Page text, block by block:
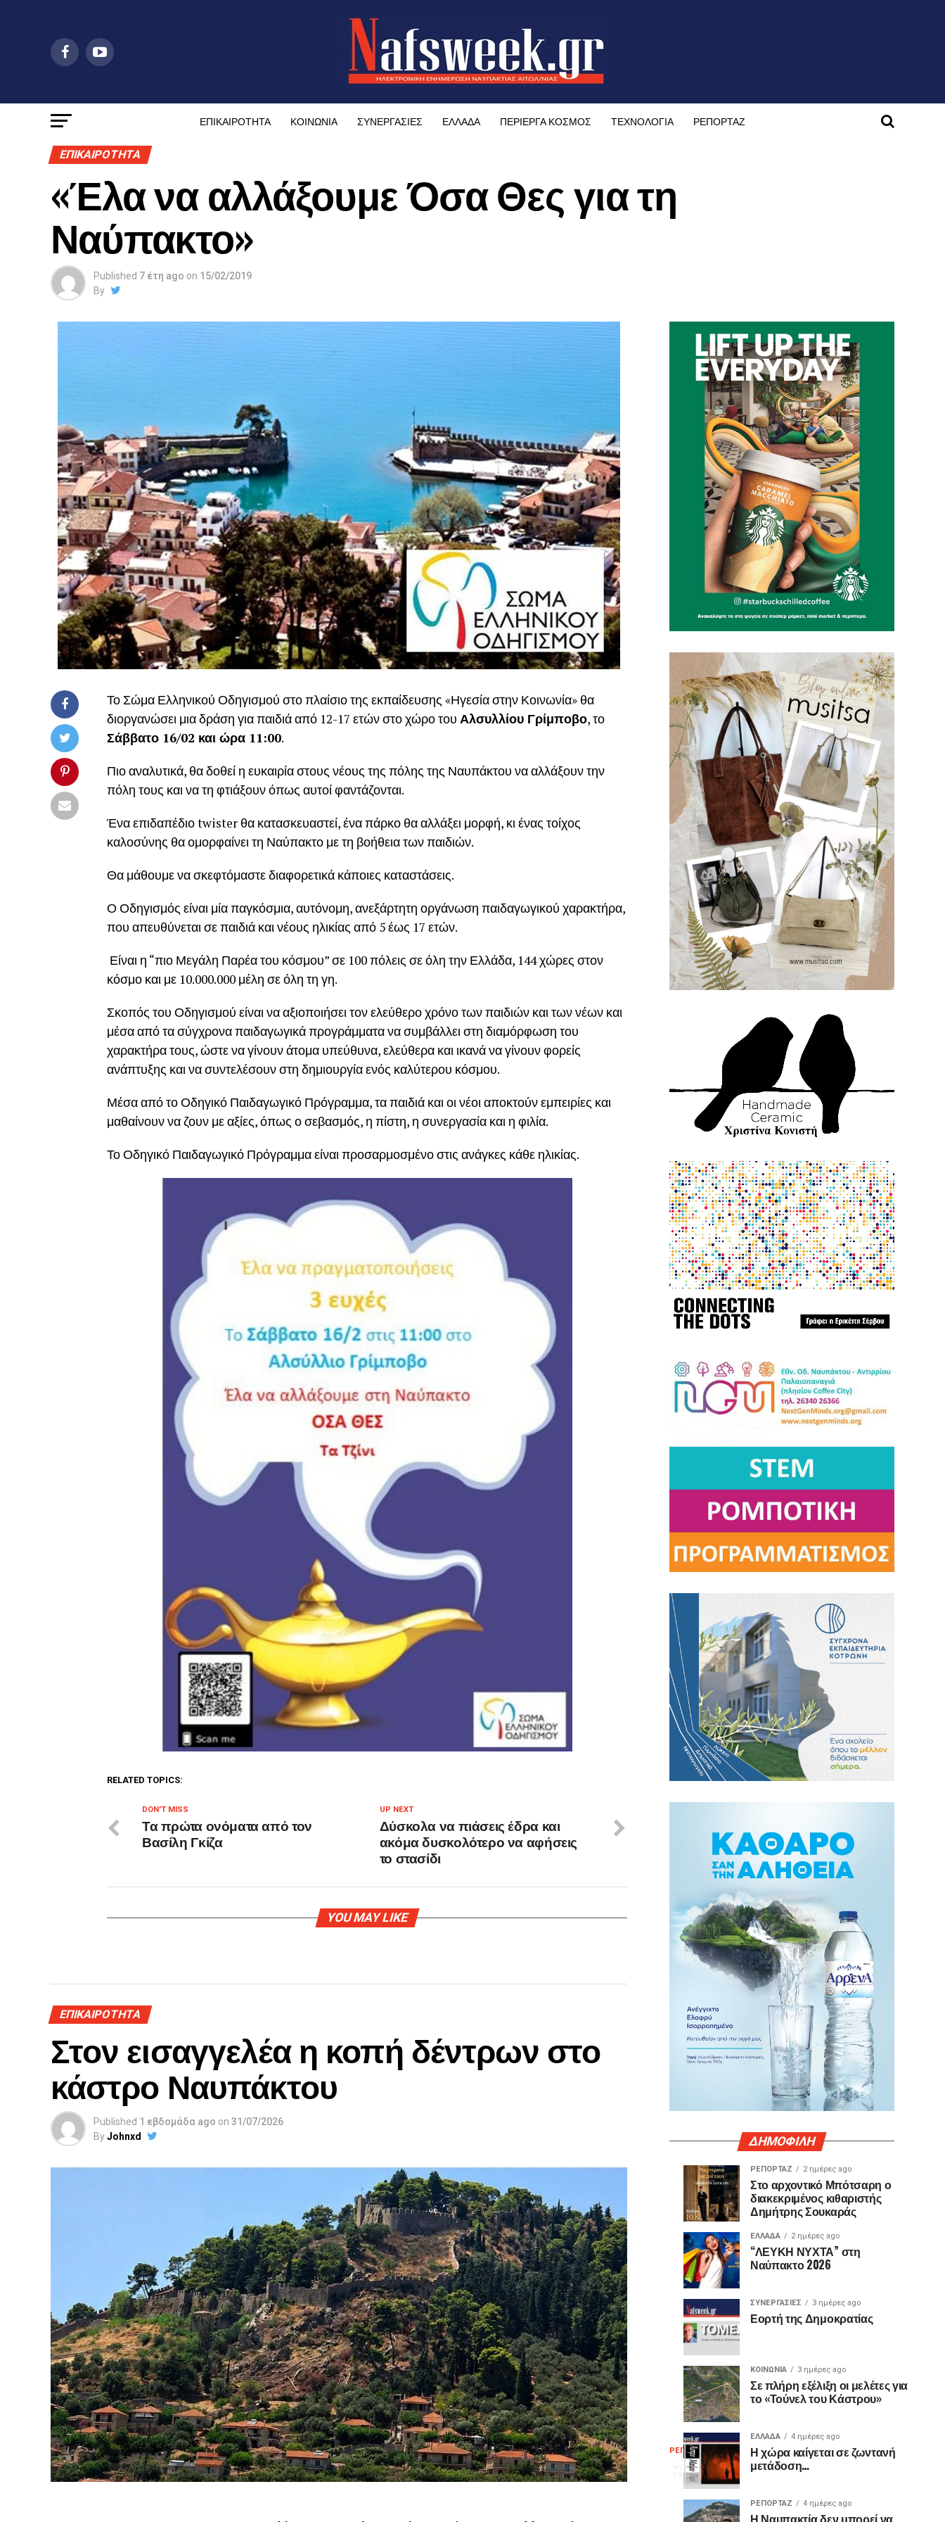
ΕΠΙΚΑΙΡΟΤΗΤΑ ΚΟΙΝΩΝΙΑ ΣΥΝΕΡΓΑΣΙΕΣ ΕΛΛΑΔΑ ΠΕΡΙΕΡΓΑ ΚΟΣΜΟΣ ΤΕΧΝΟΛΟΓΙΑ ΡΕΠΟΡΤΑΖ
ΕΠΙΚΑΙΡΟΤΗΤΑ
«Έλα να αλλάξουμε Όσα Θες για τη
Ναύπακτο»
Published 7 έτη ago on 15/02/2019
By
Το Σώμα Ελληνικού Οδηγισμού στο πλαίσιο της εκπαίδευσης «Ηγεσία στην Κοινωνία» θα
διοργανώσει μια δράση για παιδιά από 12-17 ετών στο χώρο του Αλσυλλίου Γρίμποβο, το
Σάββατο 16/02 και ώρα 11:00.
Πιο αναλυτικά, θα δοθεί η ευκαιρία στους νέους της πόλης της Ναυπάκτου να αλλάξουν την
πόλη τους και να τη φτιάξουν όπως αυτοί φαντάζονται.
Ένα επιδαπέδιο twister θα κατασκευαστεί, ένα πάρκο θα αλλάξει μορφή, κι ένας τοίχος
καλοσύνης θα ομορφαίνει τη Ναύπακτο με τη βοήθεια των παιδιών.
Θα μάθουμε να σκεφτόμαστε διαφορετικά κάποιες καταστάσεις.
Ο Οδηγισμός είναι μία παγκόσμια, αυτόνομη, ανεξάρτητη οργάνωση παιδαγωγικού χαρακτήρα,
που απευθύνεται σε παιδιά και νέους ηλικίας από 5 έως 17 ετών.
Είναι η “πιο Μεγάλη Παρέα του κόσμου” σε 100 πόλεις σε όλη την Ελλάδα, 144 χώρες στον
κόσμο και με 10.000.000 μέλη σε όλη τη γη.
Σκοπός του Οδηγισμού είναι να αξιοποιήσει τον ελεύθερο χρόνο των παιδιών και των νέων και
μέσα από τα σύγχρονα παιδαγωγικά προγράμματα να συμβάλλει στη διαμόρφωση του
χαρακτήρα τους, ώστε να γίνουν άτομα υπεύθυνα, ελεύθερα και ικανά να γίνουν φορείς
ανάπτυξης και να συντελέσουν στη δημιουργία ενός καλύτερου κόσμου.
Μέσα από το Οδηγικό Παιδαγωγικό Πρόγραμμα, τα παιδιά και οι νέοι αποκτούν εμπειρίες και
μαθαίνουν να ζουν με αξίες, όπως ο σεβασμός, η πίστη, η συνεργασία και η φιλία.
Το Οδηγικό Παιδαγωγικό Πρόγραμμα είναι προσαρμοσμένο στις ανάγκες κάθε ηλικίας.
RELATED TOPICS:
UP NEXT
Δύσκολα να πιάσεις έδρα και
ακόμα δυσκολότερο να αφήσεις
το στασίδι
DON'T MISS
Τα πρώτα ονόματα από τον
Βασίλη Γκίζα
YOU MAY LIKE
ΕΠΙΚΑΙΡΟΤΗΤΑ
Στον εισαγγελέα η κοπή δέντρων στο
κάστρο Ναυπάκτου
Published 1 εβδομάδα ago on 31/07/2026
ByJohnxd ΔΗΜΟΦΙΛΗ
ΡΕΠΟΡΤΑΖ
11
ώρες
ago
Η
γελοιογραφία
ΤΕΧΝΟΛΟΓΙΑ
ago
Γιατί
ορισμένες
θύρες
USB
είναι
μωβ
έχουν
άλλα
χρώματα;
διαφορά
που
περισσότεροι
δεν
γνωρίζουν
ΚΟΙΝΩΝΙΑ
ημέρα
ago
Θερμό
χειροκρότημα
για
τον
«Ίωνα»
στο
Κάστρο
της
Ναυπάκτου
ΡΕΠΟΡΤΑΖ 2 ημέρες ago
Στο αρχοντικό Μπότσαρη ο
διακεκριμένος κιθαριστής
Δημήτρης Σουκαράς
ΕΛΛΑΔΑ 2 ημέρες ago
“ΛΕΥΚΗ ΝΥΧΤΑ” στη
Ναύπακτο 2026
ΣΥΝΕΡΓΑΣΙΕΣ 3 ημέρες ago
Εορτή της Δημοκρατίας
ΚΟΙΝΩΝΙΑ 3 ημέρες ago
Σε πλήρη εξέλιξη οι μελέτες για
το «Τούνελ του Κάστρου»
ΕΛΛΑΔΑ 4 ημέρες ago
Η χώρα καίγεται σε ζωντανή
μετάδοση…
ΡΕΠΟΡΤΑΖ 4 ημέρες ago
Η Ναυπακτία δεν μπορεί να